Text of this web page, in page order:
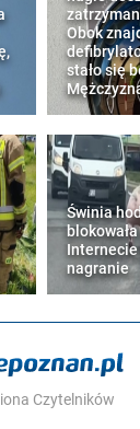
Obok
stało się
Świnia
Internecie
nagranie
Czytelników